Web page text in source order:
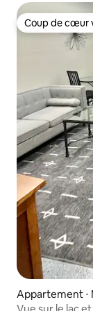
Coup de cœur
Coup de cœur
Appartement ⋅